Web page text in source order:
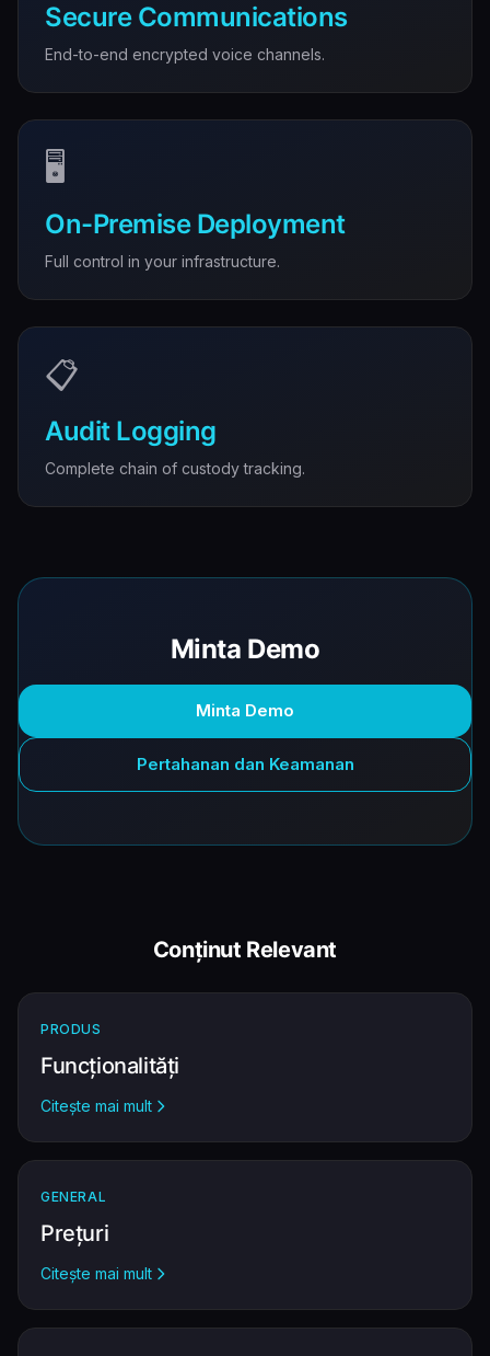
Secure Communications
End-to-end encrypted voice channels.
🖥️
On-Premise Deployment
Full control in your infrastructure.
📋
Audit Logging
Complete chain of custody tracking.
Minta Demo
Minta Demo
Pertahanan dan Keamanan
Conținut Relevant
PRODUS
Funcționalități
Citește mai mult
GENERAL
Prețuri
Citește mai mult